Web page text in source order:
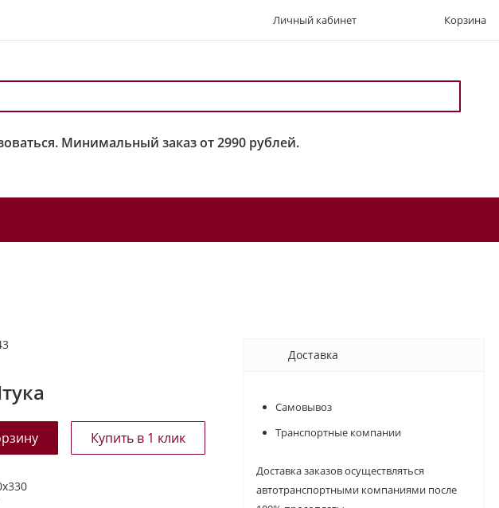
Личный кабинет Корзина
Минимальный заказ от 2990 рублей.
Доставка
Самовывоз
Транспортные компании
Доставка заказов осуществляться
автотранспортными компаниями после